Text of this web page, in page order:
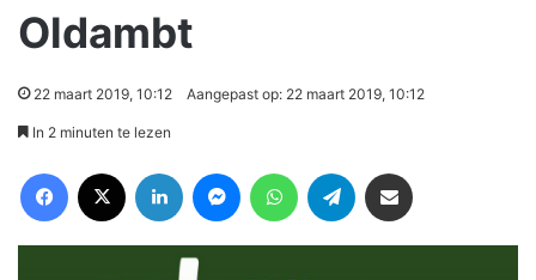
Oldambt
22 maart 2019, 10:12 Aangepast op: 22 maart 2019, 10:12
In 2 minuten te lezen